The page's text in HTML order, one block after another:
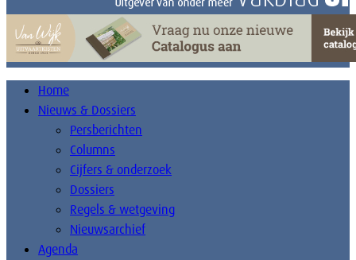
Home
Nieuws & Dossiers
Persberichten
Columns
Cijfers & onderzoek
Dossiers
Regels & wetgeving
Nieuwsarchief
Agenda